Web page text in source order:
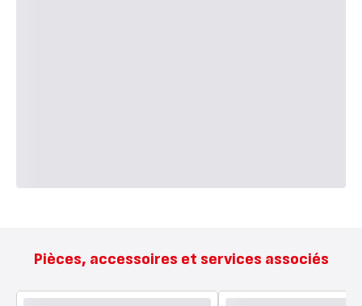
Pièces, accessoires et services associés